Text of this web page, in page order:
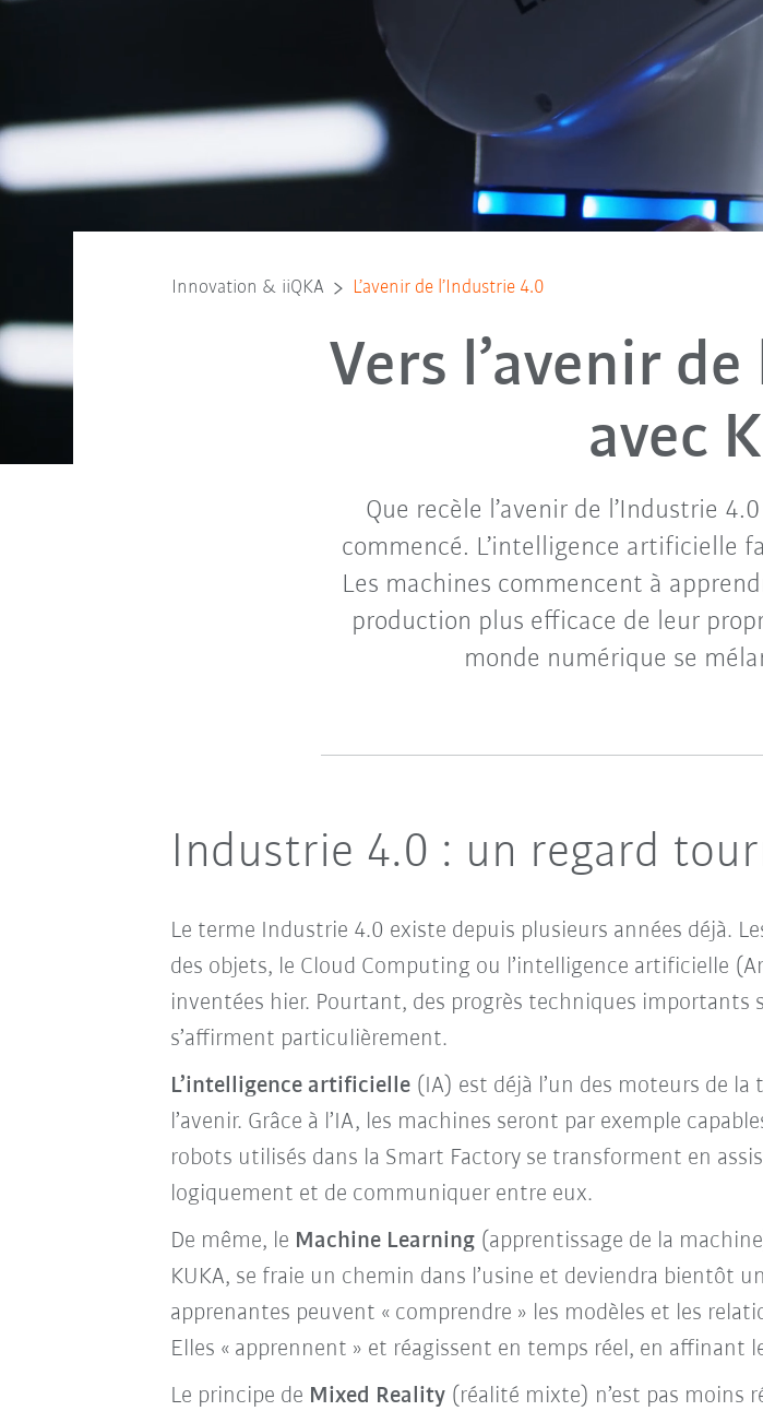
Innovation & iiQKA L’avenir de l’Industrie 4.0
Vers l’avenir
avec
Que recèle l’avenir de l’Industrie
commencé. L’intelligence artificielle
Les machines commencent à
production plus efficace de leur
monde numérique se
Industrie 4.0 : un regard
Le terme Industrie 4.0 existe depuis plusieurs années déjà.
des objets, le Cloud Computing ou l’intelligence artificielle
inventées hier. Pourtant, des progrès techniques importants
s’affirment particulièrement.
L’intelligence artificielle(IA) est déjà l’un des moteurs de
l’avenir. Grâce à l’IA, les machines seront par exemple
robots utilisés dans la Smart Factory se transforment en
logiquement et de communiquer entre eux.
De même, le Machine Learning(apprentissage de la
KUKA, se fraie un chemin dans l’usine et deviendra bientôt
apprenantes peuvent « comprendre » les modèles et les
Elles « apprennent » et réagissent en temps réel, en
Le principe de Mixed Reality(réalité mixte) n’est pas moins